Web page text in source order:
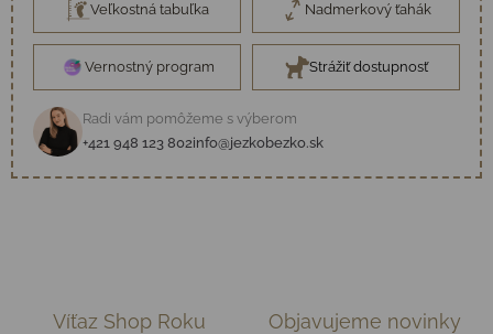
Veľkostná tabuľka Nadmerkový ťahák
Vernostný program Strážiť dostupnosť
Radi vám pomôžeme s výberom
+421 948 123 802info@jezkobezko.sk
Víťaz Shop Roku Objavujeme novinky